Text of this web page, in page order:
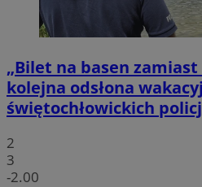
„Bilet na basen
kolejna odsłona
świętochłowickich
2
3
-2.00